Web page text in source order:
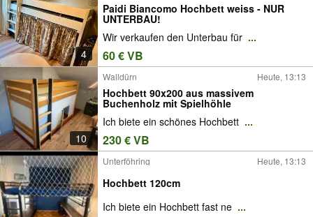
4
Paidi Biancomo Hochbett weiss - NUR
UNTERBAU!
Wir verkaufen den Unterbau für ...
60 € VB
10
Walldürn Heute, 13:13
Hochbett 90x200 aus massivem
Buchenholz mit Spielhöhle
Ich biete ein schönes Hochbett ...
230 € VB
Unterföhring Heute, 13:13
Hochbett 120cm
Ich biete ein Hochbett fast ne ...